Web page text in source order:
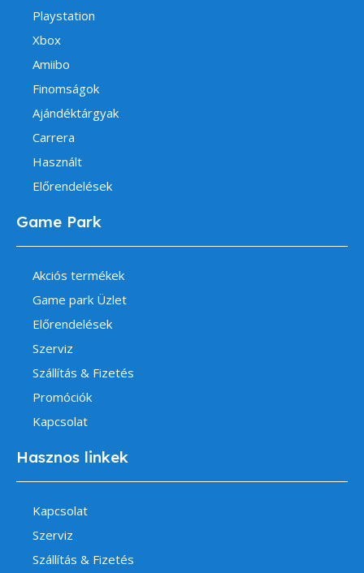
Playstation
Xbox
Amiibo
Finomságok
Ajándéktárgyak
Carrera
Használt
Előrendelések
Game Park
Akciós termékek
Game park Üzlet
Előrendelések
Szerviz
Szállítás & Fizetés
Promóciók
Kapcsolat
Hasznos linkek
Kapcsolat
Szerviz
Szállítás & Fizetés